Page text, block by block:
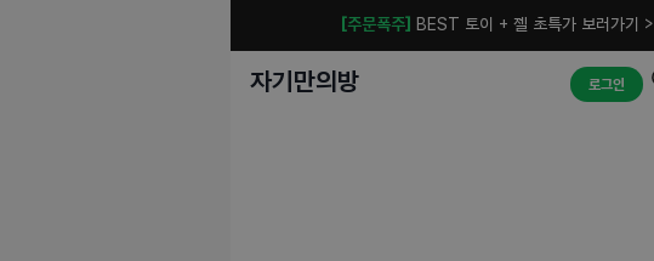
[주문폭주] BEST 토이 + 젤 초특가 보러가기 >
자기만의방 로그인